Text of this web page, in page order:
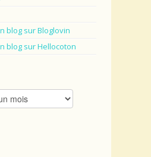
blog sur Bloglovin
blog sur Hellocoton